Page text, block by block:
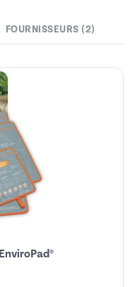
FOURNISSEURS (2)